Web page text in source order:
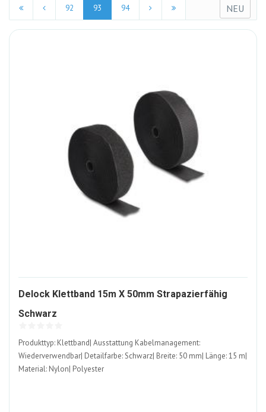
NEU
92 93 94
Delock Klettband 15m X 50mm Strapazierfähig
Schwarz
Produkttyp: Klettband| Ausstattung Kabelmanagement:
Wiederverwendbar| Detailfarbe: Schwarz| Breite: 50 mm| Länge: 15 m|
Material: Nylon| Polyester